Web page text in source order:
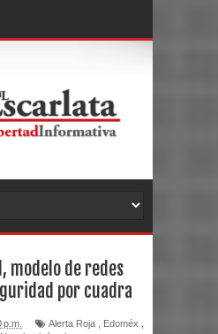
modelo de redes
por cuadra
p.m. Alerta Roja Edoméx